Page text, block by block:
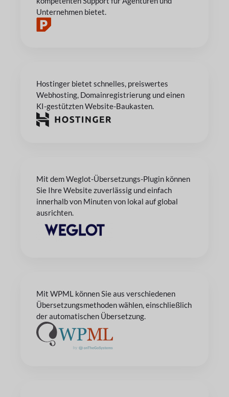
Unternehmen bietet.
Hostinger bietet schnelles, preiswertes
Webhosting, Domainregistrierung und einen
KI-gestützten Website-Baukasten.
Mit dem Weglot-Übersetzungs-Plugin können
Sie Ihre Website zuverlässig und einfach
innerhalb von Minuten von lokal auf global
ausrichten.
Mit WPML können Sie aus verschiedenen
Übersetzungsmethoden wählen, einschließlich
der automatischen Übersetzung.